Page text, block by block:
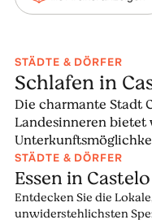
Die Stickereien von
Wiederkehrendes
Pflanzenwelt. Die
und teilweise werden
dargestellt, dass es
erkennen.
Das Stickerei-
das in einem der
dem Domus
STÄDTE & DÖRFER
Schlafen in
Die charmante Stadt
Landesinneren bietet
STÄDTE & DÖRFER
Essen in
Entdecken Sie die
unwiderstehlichsten